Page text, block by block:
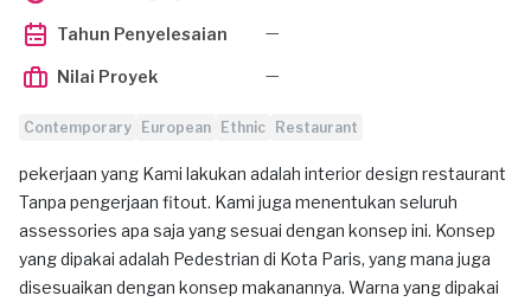
Tahun Penyelesaian —
Nilai Proyek —
Contemporary European Ethnic Restaurant
pekerjaan yang Kami lakukan adalah interior design restaurant
Tanpa pengerjaan fitout. Kami juga menentukan seluruh
assessories apa saja yang sesuai dengan konsep ini. Konsep
yang dipakai adalah Pedestrian di Kota Paris, yang mana juga
disesuaikan dengan konsep makanannya. Warna yang dipakai